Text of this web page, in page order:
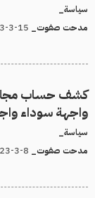
سياسة_
مدحت صفوت_
كشف حساب
واجهة سوداء
سياسة_
مدحت صفوت_